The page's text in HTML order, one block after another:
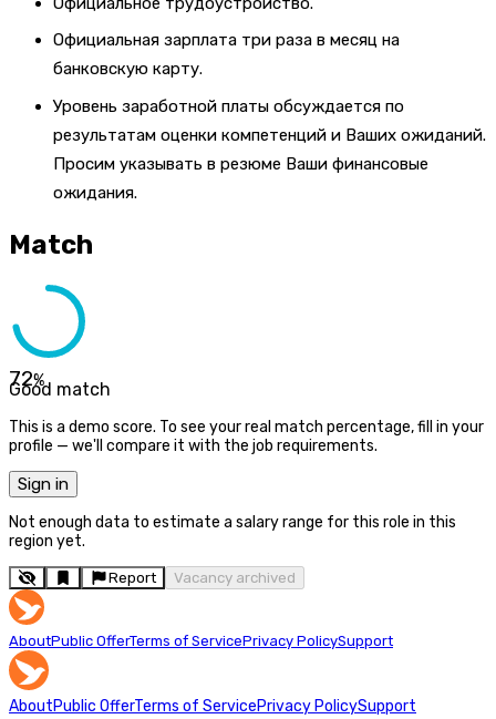
Официальная зарплата три раза в месяц на
банковскую карту.
Уровень заработной платы обсуждается по
результатам оценки компетенций и Ваших ожиданий.
Просим указывать в резюме Ваши финансовые
ожидания.
Match
72%
Good match
This is a demo score. To see your real match percentage, fill in your
profile — we'll compare it with the job requirements.
Sign in
Not enough data to estimate a salary range for this role in this
region yet.
Report Vacancy archived
AboutPublic OfferTerms of ServicePrivacy PolicySupport
AboutPublic OfferTerms of ServicePrivacy PolicySupport